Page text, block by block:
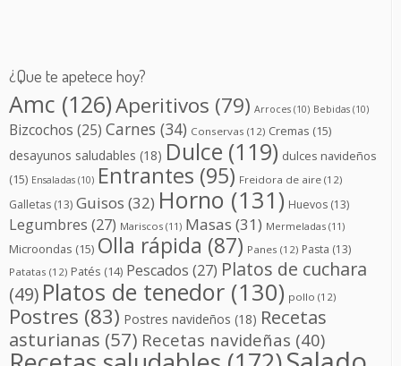
¿Que te apetece hoy?
Amc (126)Aperitivos (79) Arroces (10) Bebidas (10)
Bizcochos (25) Carnes (34) Conservas (12) Cremas (15)
desayunos saludables (18) Dulce (119) dulces navideños
(15) Ensaladas (10) Entrantes (95) Freidora de aire (12)
Galletas (13) Guisos (32) Horno (131) Huevos (13)
Legumbres (27) Mariscos (11) Masas (31) Mermeladas (11)
Microondas (15) Olla rápida (87) Panes (12) Pasta (13)
Patatas (12) Patés (14) Pescados (27) Platos de cuchara
(49) Platos de tenedor (130) pollo (12)
Postres (83) Postres navideños (18) Recetas
asturianas (57) Recetas navideñas (40)